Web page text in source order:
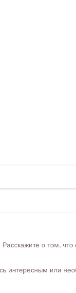
о том, что
интересным или